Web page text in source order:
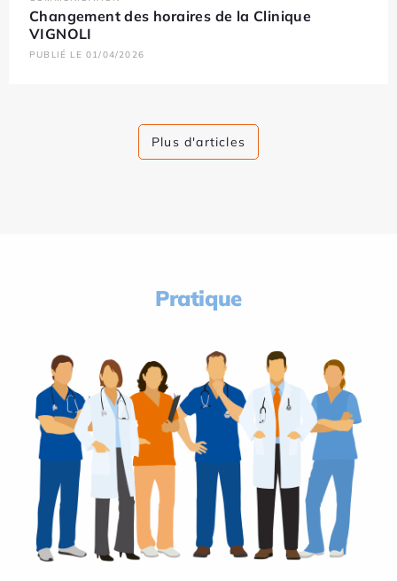
Changement des horaires de la Clinique
VIGNOLI
PUBLIÉ LE 01/04/2026
Plus d'articles
Pratique